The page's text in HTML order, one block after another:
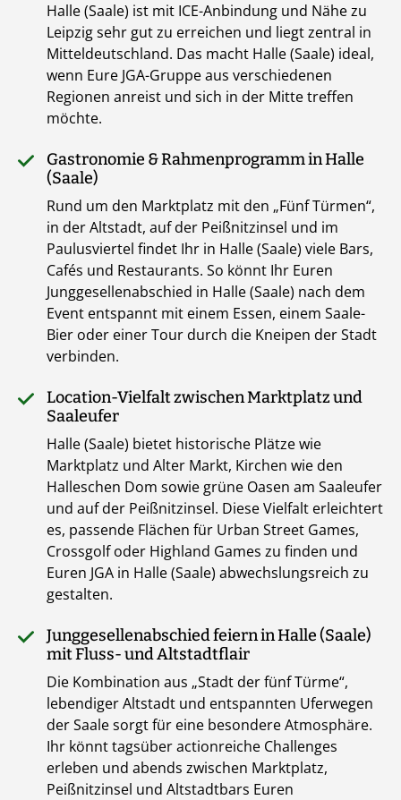
Halle (Saale) ist mit ICE-Anbindung und Nähe zu
Leipzig sehr gut zu erreichen und liegt zentral in
Mitteldeutschland. Das macht Halle (Saale) ideal,
wenn Eure JGA-Gruppe aus verschiedenen
Regionen anreist und sich in der Mitte treffen
möchte.
Gastronomie & Rahmenprogramm in Halle
(Saale)
Rund um den Marktplatz mit den „Fünf Türmen“,
in der Altstadt, auf der Peißnitzinsel und im
Paulusviertel findet Ihr in Halle (Saale) viele Bars,
Cafés und Restaurants. So könnt Ihr Euren
Junggesellenabschied in Halle (Saale) nach dem
Event entspannt mit einem Essen, einem Saale-
Bier oder einer Tour durch die Kneipen der Stadt
verbinden.
Location-Vielfalt zwischen Marktplatz und
Saaleufer
Halle (Saale) bietet historische Plätze wie
Marktplatz und Alter Markt, Kirchen wie den
Halleschen Dom sowie grüne Oasen am Saaleufer
und auf der Peißnitzinsel. Diese Vielfalt erleichtert
es, passende Flächen für Urban Street Games,
Crossgolf oder Highland Games zu finden und
Euren JGA in Halle (Saale) abwechslungsreich zu
gestalten.
Junggesellenabschied feiern in Halle (Saale)
mit Fluss- und Altstadtflair
Die Kombination aus „Stadt der fünf Türme“,
lebendiger Altstadt und entspannten Uferwegen
der Saale sorgt für eine besondere Atmosphäre.
Ihr könnt tagsüber actionreiche Challenges
erleben und abends zwischen Marktplatz,
Peißnitzinsel und Altstadtbars Euren